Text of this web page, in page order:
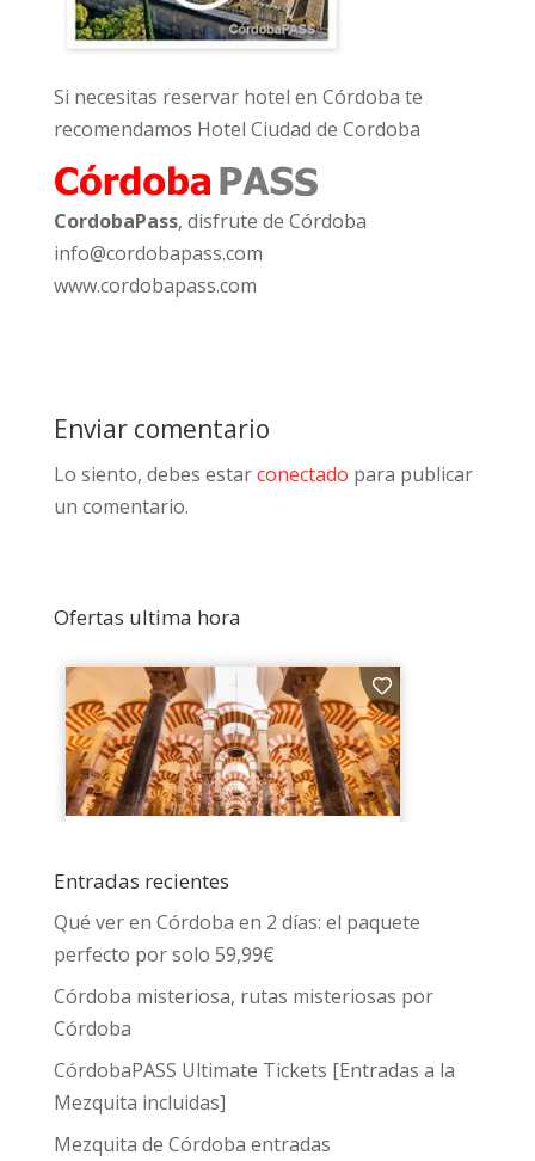
Si necesitas reservar hotel en Córdoba te
recomendamos Hotel Ciudad de Cordoba
CordobaPass, disfrute de Córdoba
info@cordobapass.com
www.cordobapass.com
Enviar comentario
Lo siento, debes estarconectado para publicar
un comentario.
Ofertas ultima hora
Entradas recientes
Qué ver en Córdoba en 2 días: el paquete
perfecto por solo 59,99€
Córdoba misteriosa, rutas misteriosas por
Córdoba
CórdobaPASS Ultimate Tickets [Entradas a la
Mezquita incluidas]
Mezquita de Córdoba entradas